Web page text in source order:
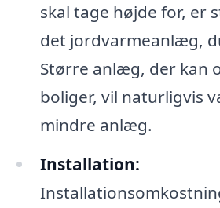
skal tage højde for, er
det jordvarmeanlæg,
Større anlæg, der kan
boliger, vil naturligvis
mindre anlæg.
Installation: